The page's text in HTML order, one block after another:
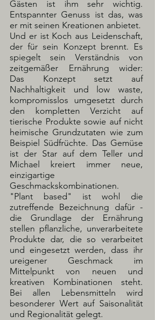
Gästen ist ihm sehr wichtig.
Entspannter Genuss ist das, was
er mit seinen Kreationen anbietet.
Und er ist Koch aus Leidenschaft,
der für sein Konzept brennt. Es
spiegelt sein Verständnis von
zeitgemäßer Ernährung wider:
Das Konzept setzt auf
Nachhaltigkeit und low waste,
kompromisslos umgesetzt durch
den kompletten Verzicht auf
tierische Produkte sowie auf nicht
heimische Grundzutaten wie zum
Beispiel Südfrüchte. Das Gemüse
ist der Star auf dem Teller und
Michael kreiert immer neue,
einzigartige
Geschmackskombinationen.
"Plant based" ist wohl die
zutreffende Bezeichnung dafür -
die Grundlage der Ernährung
stellen pflanzliche, unverarbeitete
Produkte dar, die so verarbeitet
und eingesetzt werden, dass ihr
ureigener Geschmack im
Mittelpunkt von neuen und
kreativen Kombinationen steht.
Bei allen Lebensmitteln wird
besonderer Wert auf Saisonalität
und Regionalität gelegt.